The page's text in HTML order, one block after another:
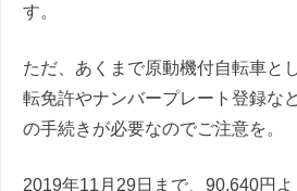
す。
ただ、あくまで原動機付自転車と
転免許やナンバープレート登録な
の手続きが必要なのでご注意を。
2019年11月29日まで、90,640円